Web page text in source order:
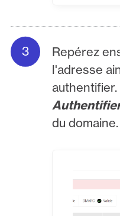
Repérez
l'adresse
du domaine.